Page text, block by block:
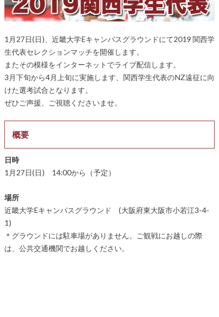
1月27日(日)、近畿大学Eキャンパスグラウンドにて2019 関西学
生代表セレクションマッチを開催します。
またその模様をインターネットでライブ配信します。
3月下旬から4月上旬に実施します、関西学生代表のNZ遠征に向
けた選考試合となります。
ぜひご声援、ご視聴くださいませ。
概要
日時
1月27日(日) 14:00から（予定）
場所
近畿大学Eキャンパスグラウンド (大阪府東大阪市小若江3-4-
1)
＊グラウンドには駐車場がありません。ご観戦にお越しの際
は、公共交通機関でお越しください。